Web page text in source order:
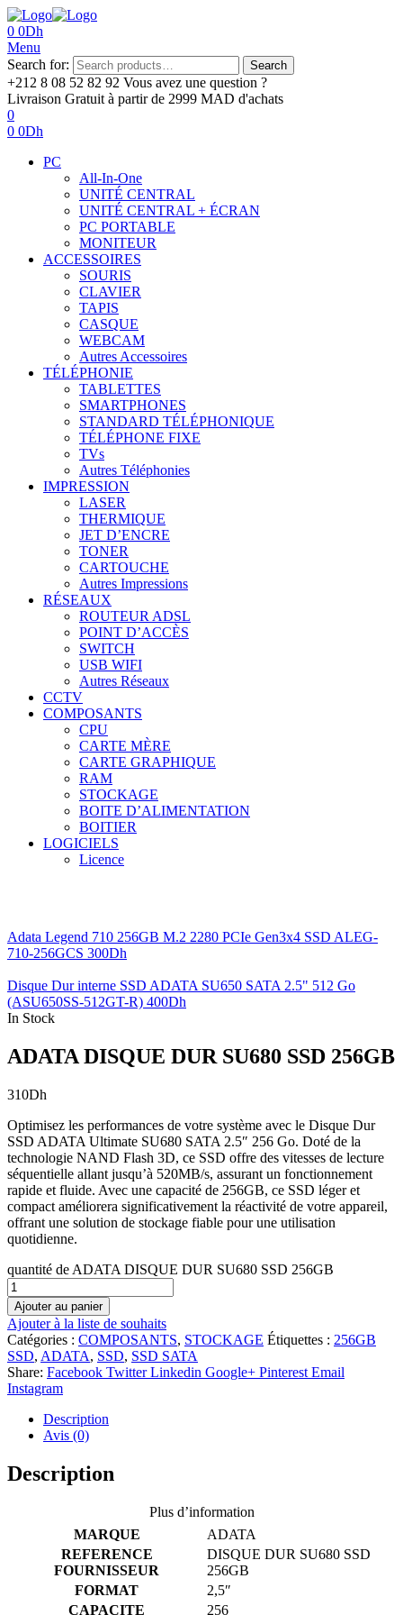
0 0Dh
Menu
Search for:
Search
+212 8 08 52 82 92‬ Vous avez une question ?
Livraison Gratuit à partir de 2999 MAD d'achats
0
0 0Dh
PC
All-In-One
UNITÉ CENTRAL
UNITÉ CENTRAL + ÉCRAN
PC PORTABLE
MONITEUR
ACCESSOIRES
SOURIS
CLAVIER
TAPIS
CASQUE
WEBCAM
Autres Accessoires
TÉLÉPHONIE
TABLETTES
SMARTPHONES
STANDARD TÉLÉPHONIQUE
TÉLÉPHONE FIXE
TVs
Autres Téléphonies
IMPRESSION
LASER
THERMIQUE
JET D’ENCRE
TONER
CARTOUCHE
Autres Impressions
RÉSEAUX
ROUTEUR ADSL
POINT D’ACCÈS
SWITCH
USB WIFI
Autres Réseaux
CCTV
COMPOSANTS
CPU
CARTE MÈRE
CARTE GRAPHIQUE
RAM
STOCKAGE
BOITE D’ALIMENTATION
BOITIER
LOGICIELS
Licence
Adata Legend 710 256GB M.2 2280 PCIe Gen3x4 SSD ALEG-
710-256GCS 300Dh
Disque Dur interne SSD ADATA SU650 SATA 2.5" 512 Go
(ASU650SS-512GT-R) 400Dh
In Stock
ADATA DISQUE DUR SU680 SSD 256GB
310Dh
Optimisez les performances de votre système avec le Disque Dur
SSD ADATA Ultimate SU680 SATA 2.5″ 256 Go. Doté de la
technologie NAND Flash 3D, ce SSD offre des vitesses de lecture
séquentielle allant jusqu’à 520MB/s, assurant un fonctionnement
rapide et fluide. Avec une capacité de 256GB, ce SSD léger et
compact améliorera significativement la réactivité de votre appareil,
offrant une solution de stockage fiable pour une utilisation
quotidienne.
quantité de ADATA DISQUE DUR SU680 SSD 256GB
Ajouter au panier
Ajouter à la liste de souhaits
Catégories : COMPOSANTS, STOCKAGE Étiquettes : 256GB
SSD, ADATA, SSD, SSD SATA
Share: Facebook Twitter Linkedin Google+ Pinterest Email
Instagram
Description
Avis (0)
Description
Plus d’information
MARQUE
ADATA
REFERENCE
FOURNISSEUR
DISQUE DUR SU680 SSD
256GB
FORMAT
2,5″
CAPACITE
256